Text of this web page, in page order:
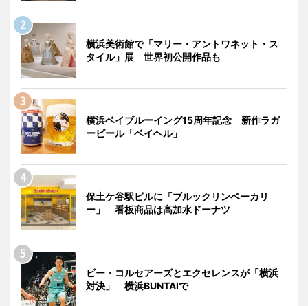
横浜美術館で「マリー・アントワネット・ス
タイル」展 世界初公開作品も
横浜ベイブルーイング15周年記念 新作ラガ
ービール「ベイヘル」
保土ケ谷駅ビルに「ブルックリンベーカリ
ー」 看板商品は高加水ドーナツ
ビー・コルセアーズとエクセレンスが「横浜
対決」 横浜BUNTAIで